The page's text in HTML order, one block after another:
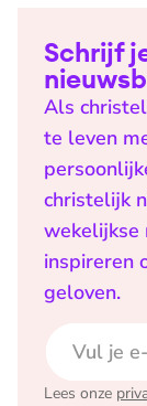
Schrijf
Als
te leven
christelijk
wekelijkse
inspireren
geloven.
Lees onze